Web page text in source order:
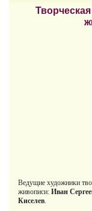
Ведущие художники
живописи: Иван
Киселев.